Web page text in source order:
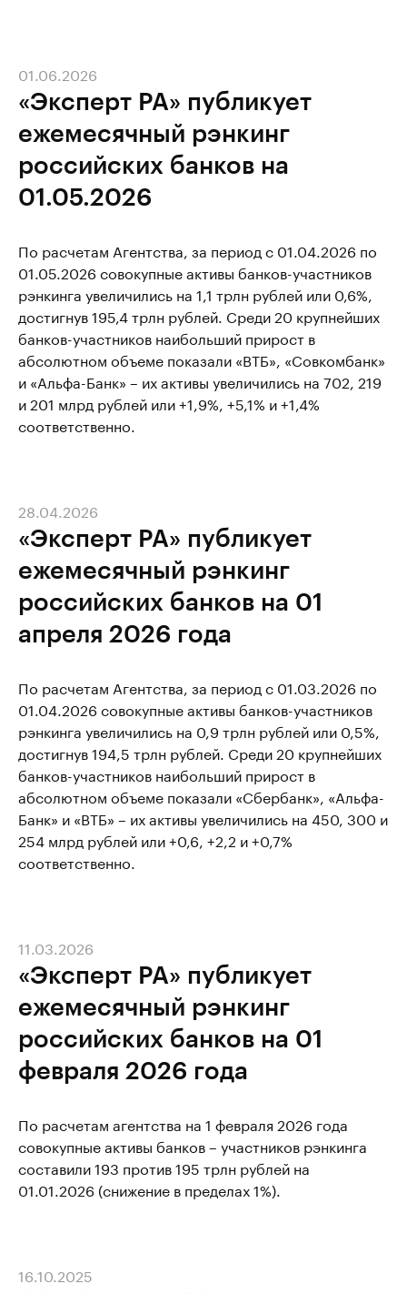
«Эксперт РА» публикует
ежемесячный рэнкинг
российских банков на
01.05.2026
01.06.2026
По расчетам Агентства, за период с 01.04.2026 по
01.05.2026 совокупные активы банков-участников
рэнкинга увеличились на 1,1 трлн рублей или 0,6%,
достигнув 195,4 трлн рублей. Среди 20 крупнейших
банков-участников наибольший прирост в
абсолютном объеме показали «ВТБ», «Совкомбанк»
и «Альфа-Банк» – их активы увеличились на 702, 219
и 201 млрд рублей или +1,9%, +5,1% и +1,4%
соответственно.
«Эксперт РА» публикует
ежемесячный рэнкинг
российских банков на 01
апреля 2026 года
28.04.2026
По расчетам Агентства, за период с 01.03.2026 по
01.04.2026 совокупные активы банков-участников
рэнкинга увеличились на 0,9 трлн рублей или 0,5%,
достигнув 194,5 трлн рублей. Среди 20 крупнейших
банков-участников наибольший прирост в
абсолютном объеме показали «Сбербанк», «Альфа-
Банк» и «ВТБ» – их активы увеличились на 450, 300 и
254 млрд рублей или +0,6, +2,2 и +0,7%
соответственно.
«Эксперт РА» публикует
ежемесячный рэнкинг
российских банков на 01
февраля 2026 года
11.03.2026
По расчетам агентства на 1 февраля 2026 года
совокупные активы банков – участников рэнкинга
составили 193 против 195 трлн рублей на
01.01.2026 (снижение в пределах 1%).
16.10.2025